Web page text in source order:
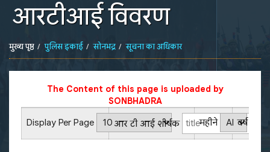
आरटीआई विवरण
मुख्य पृष्ठ पुलिस इकाई सोनभद्र सूचना का अधिकार
The Content of this page is uploaded by
SONBHADRA
Display Per Page
आर टी आई शीर्षक महीने वर्ष